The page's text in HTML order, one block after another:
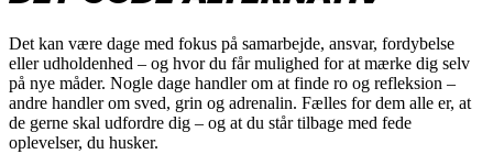
Det kan være dage med fokus på samarbejde, ansvar, fordybelse
eller udholdenhed – og hvor du får mulighed for at mærke dig selv
på nye måder. Nogle dage handler om at finde ro og refleksion –
andre handler om sved, grin og adrenalin. Fælles for dem alle er, at
de gerne skal udfordre dig – og at du står tilbage med fede
oplevelser, du husker.